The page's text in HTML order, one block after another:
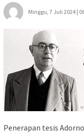
Minggu, 7 Juli 2024 |
Penerapan tesis